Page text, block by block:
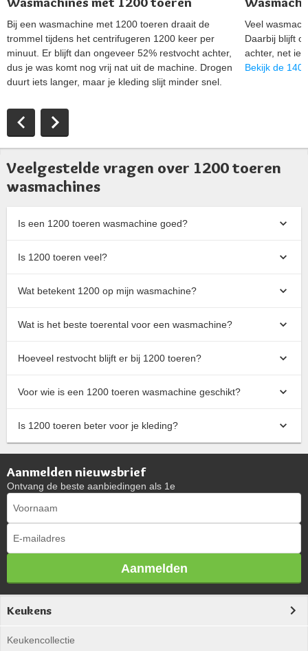
Bij een wasmachine met 1200 toeren draait de
trommel tijdens het centrifugeren 1200 keer per
minuut. Er blijft dan ongeveer 52% restvocht achter,
dus je was komt nog vrij nat uit de machine. Drogen
duurt iets langer, maar je kleding slijt minder snel.
Veel
Daarbij blijft
achter, net
Bekijk de
Veelgestelde vragen over 1200 toeren
wasmachines
Is een 1200 toeren wasmachine goed?
Is 1200 toeren veel?
Wat betekent 1200 op mijn wasmachine?
Wat is het beste toerental voor een wasmachine?
Hoeveel restvocht blijft er bij 1200 toeren?
Voor wie is een 1200 toeren wasmachine geschikt?
Is 1200 toeren beter voor je kleding?
Aanmelden nieuwsbrief
Ontvang de beste aanbiedingen als 1e
Aanmelden
Keukens
Keukencollectie